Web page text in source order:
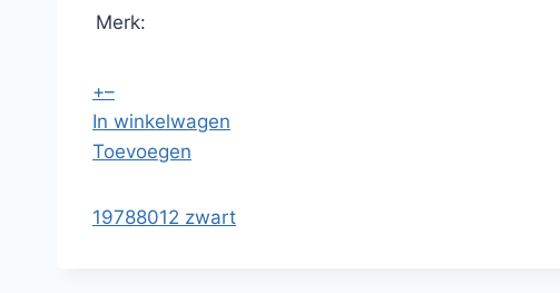
Merk:
+–
In winkelwagen
Toevoegen
19788012 zwart